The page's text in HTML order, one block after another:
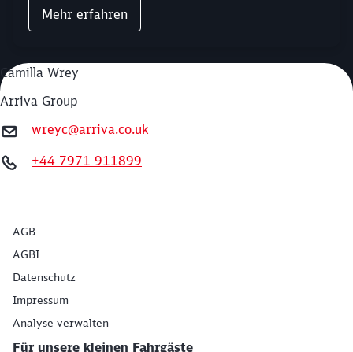
Mehr erfahren
Camilla Wrey
Arriva Group
wreyc@arriva.co.uk
+44 7971 911899
AGB
AGBI
Datenschutz
Impressum
Analyse verwalten
Für unsere kleinen Fahrgäste